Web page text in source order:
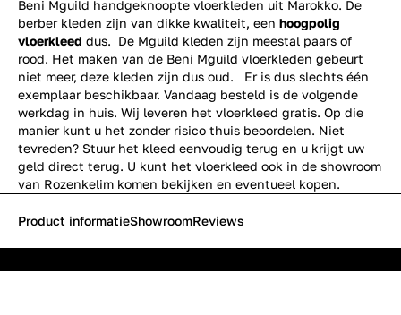
Beni Mguild handgeknoopte vloerkleden uit Marokko. De
berber kleden zijn van dikke kwaliteit, een hoogpolig
vloerkleed dus. De Mguild kleden zijn meestal paars of
rood. Het maken van de Beni Mguild vloerkleden gebeurt
niet meer, deze kleden zijn dus oud. Er is dus slechts één
exemplaar beschikbaar. Vandaag besteld is de volgende
werkdag in huis. Wij leveren het vloerkleed gratis. Op die
manier kunt u het zonder risico thuis beoordelen. Niet
tevreden? Stuur het kleed eenvoudig terug en u krijgt uw
geld direct terug. U kunt het vloerkleed ook in de showroom
van Rozenkelim komen bekijken en eventueel kopen.
Product informatieShowroomReviews